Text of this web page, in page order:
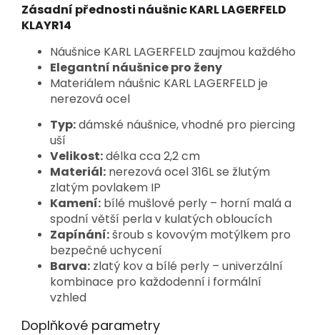
Zásadní přednosti náušnic KARL LAGERFELD
KLAYR14
Náušnice KARL LAGERFELD zaujmou každého
Elegantní náušnice pro ženy
Materiálem náušnic KARL LAGERFELD je
nerezová ocel
Typ:dámské náušnice, vhodné pro piercing
uší
Velikost:délka cca 2,2 cm
Materiál: nerezová ocel 316L se žlutým
zlatým povlakem IP
Kamení: bílé mušlové perly – horní malá a
spodní větší perla v kulatých obloucích
Zapínání:šroub s kovovým motýlkem pro
bezpečné uchycení
Barva: zlatý kov a bílé perly – univerzální
kombinace pro každodenní i formální
vzhled
Doplňkové parametry